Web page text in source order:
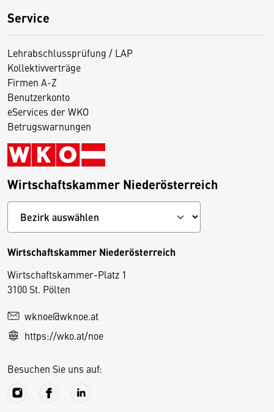
Service
Lehrabschlussprüfung / LAP
Kollektivverträge
Firmen A-Z
Benutzerkonto
eServices der WKO
Betrugswarnungen
Wirtschaftskammer Niederösterreich
Wirtschaftskammer Niederösterreich
Wirtschaftskammer-Platz 1
3100 St. Pölten
wknoe@wknoe.at
https://wko.at/noe
Besuchen Sie uns auf:
D
e
s
S
e